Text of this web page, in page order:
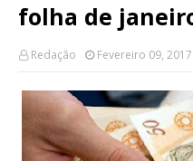
folha de
Redação Fevereiro 09, 2017